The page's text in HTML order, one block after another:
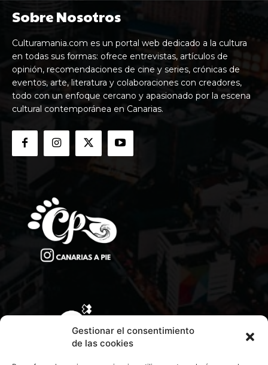
Gestionar el consentimiento
de las cookies
Sobre Nosotros
Culturamania.com es un portal web dedicado a la cultura
en todas sus formas: ofrece entrevistas, artículos de
opinión, recomendaciones de cine y series, crónicas de
eventos, arte, literatura y colaboraciones con creadores,
todo con un enfoque cercano y apasionado por la escena
cultural contemporánea en Canarias.